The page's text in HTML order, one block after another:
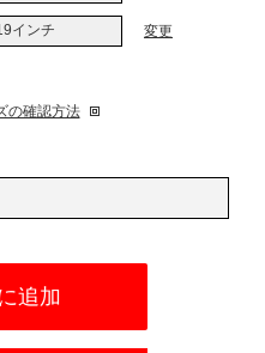
インチ 変更
の確認方法
追加